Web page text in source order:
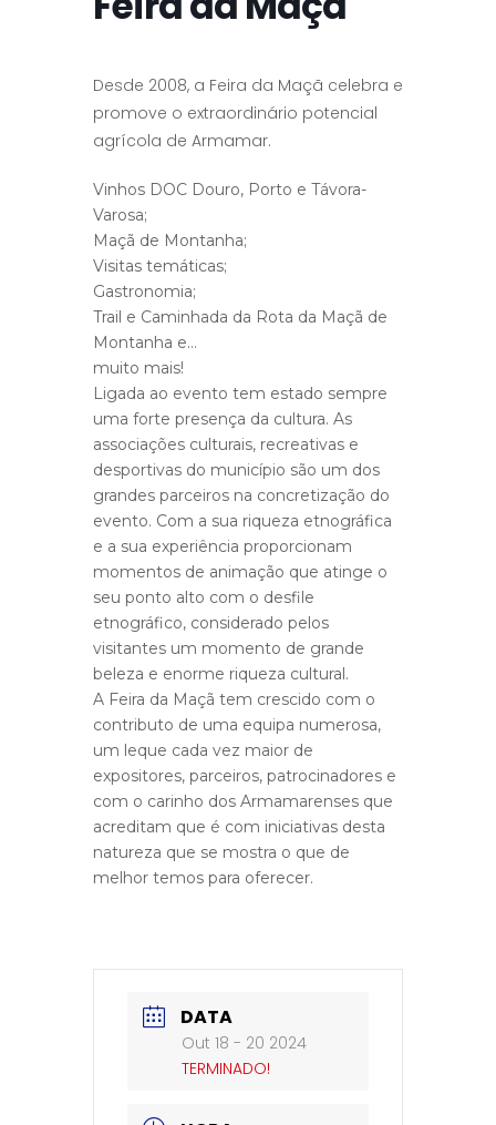
Desde 2008, a Feira da Maçã celebra e
promove o extraordinário potencial
agrícola de Armamar.
Vinhos DOC Douro, Porto e Távora-
Varosa;
Maçã de Montanha;
Visitas temáticas;
Gastronomia;
Trail e Caminhada da Rota da Maçã de
Montanha e…
muito mais!
Ligada ao evento tem estado sempre
uma forte presença da cultura. As
associações culturais, recreativas e
desportivas do município são um dos
grandes parceiros na concretização do
evento. Com a sua riqueza etnográfica
e a sua experiência proporcionam
momentos de animação que atinge o
seu ponto alto com o desfile
etnográfico, considerado pelos
visitantes um momento de grande
beleza e enorme riqueza cultural.
A Feira da Maçã tem crescido com o
contributo de uma equipa numerosa,
um leque cada vez maior de
expositores, parceiros, patrocinadores e
com o carinho dos Armamarenses que
acreditam que é com iniciativas desta
natureza que se mostra o que de
melhor temos para oferecer.
DATA
Out 18 - 20 2024
TERMINADO!